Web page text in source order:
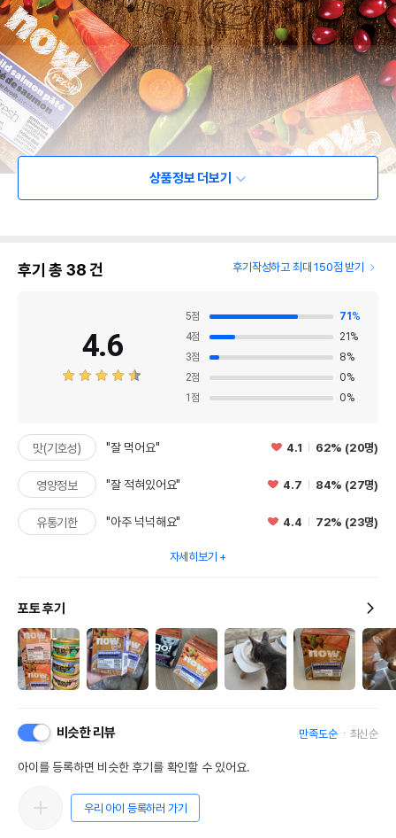
상품정보 더보기
후기 총 38건 후기작성하고 최대 150점 받기
4.6
5점 71 %
4점 21 %
3점 8%
2점 0%
1 점 0%
맛(기호성) "잘 먹어요" 4.1 62% (20명)
영양정보 "잘 적혀있어요" 4.7 84% (27명)
유통기한 "아주 넉넉해요" 4.4 72% (23명)
자세히보기
포토 후기
비슷한 리뷰 만족도순 최신순
아이를 등록하면 비슷한 후기를 확인할 수 있어요.
우리 아이 등록하러 가기